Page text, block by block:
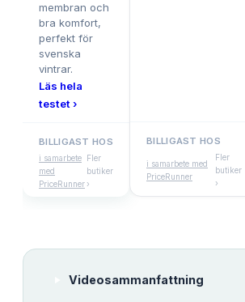
membran och
bra komfort,
perfekt för
svenska
vintrar.
Läs hela
testet ›
BILLIGAST HOS
i samarbete
med
PriceRunner
Fler
butiker
›
BILLIGAST HOS
i samarbete med
PriceRunner
Fler
butiker
›
Videosammanfattning